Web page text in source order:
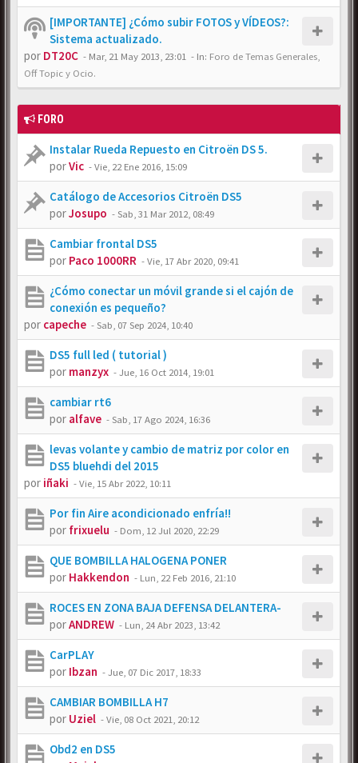
[IMPORTANTE] ¿Cómo subir FOTOS y VÍDEOS?:
Sistema actualizado.
por DT20C - Mar, 21 May 2013, 23:01 - In: Foro de Temas Generales,
Off Topic y Ocio.
FORO
Instalar Rueda Repuesto en Citroën DS 5.
porVic -Vie, 22 Ene 2016, 15:09
Catálogo de Accesorios Citroën DS5
porJosupo -Sab, 31 Mar 2012, 08:49
Cambiar frontal DS5
por Paco 1000RR -Vie, 17 Abr 2020, 09:41
¿Cómo conectar un móvil grande si el cajón de
conexión es pequeño?
por capeche -Sab, 07 Sep 2024, 10:40
DS5 full led ( tutorial )
por manzyx -Jue, 16 Oct 2014, 19:01
cambiar rt6
por alfave -Sab, 17 Ago 2024, 16:36
levas volante y cambio de matriz por color en
DS5 bluehdi del 2015
por iñaki -Vie, 15 Abr 2022, 10:11
Por fin Aire acondicionado enfría!!
por frixuelu - Dom, 12 Jul 2020, 22:29
QUE BOMBILLA HALOGENA PONER
por Hakkendon - Lun, 22 Feb 2016, 21:10
ROCES EN ZONA BAJA DEFENSA DELANTERA-
porANDREW - Lun, 24 Abr 2023, 13:42
CarPLAY
por Ibzan -Jue, 07 Dic 2017, 18:33
CAMBIAR BOMBILLA H7
por Uziel -Vie, 08 Oct 2021, 20:12
Obd2 en DS5